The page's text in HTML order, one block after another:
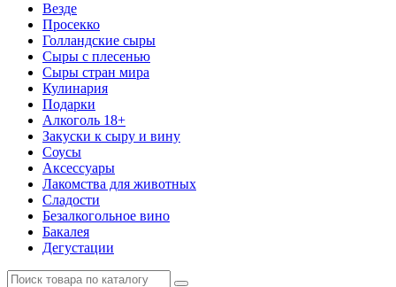
Везде
Просекко
Голландские сыры
Сыры с плесенью
Сыры стран мира
Кулинария
Подарки
Алкоголь 18+
Закуски к сыру и вину
Соусы
Аксессуары
Лакомства для животных
Сладости
Безалкогольное вино
Бакалея
Дегустации